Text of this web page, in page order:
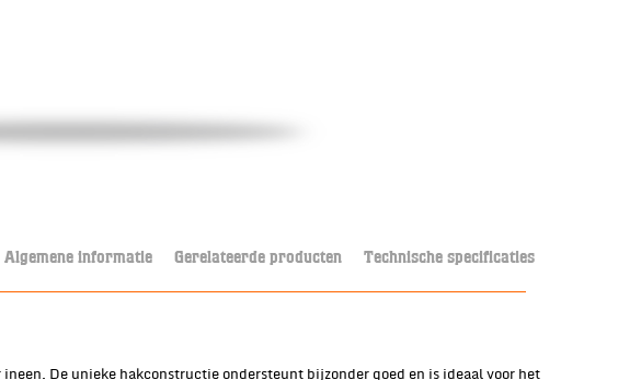
Algemene informatie Gerelateerde producten Technische specificaties
De unieke hakconstructie ondersteunt bijzonder goed en is ideaal voor het